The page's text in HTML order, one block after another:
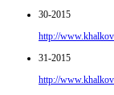
30-2015
http://
31-2015
http://